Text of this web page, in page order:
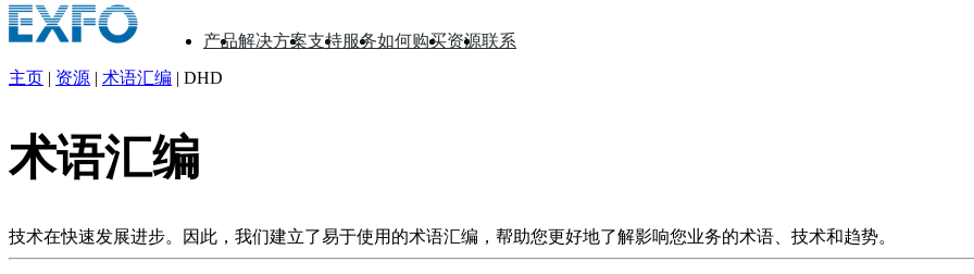
产品
▼ 解决方案
▼ 支持
▼ 服务
▼ 如何购买
▼ 资源
▼ 联系
▼
产
品
决
方
主页 | 资源 | 术语汇编 | DHD
术语汇编
技术在快速发展进步。因此，我们建立了易于使用的术语汇编，帮助您更好地了解影响您业务的术语、技术和趋势。